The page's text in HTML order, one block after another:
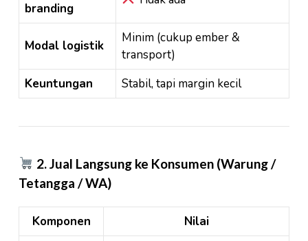
branding
Modal logistik
Minim (cukup ember &
transport)
Keuntungan
Stabil, tapi margin kecil
2. Jual Langsung ke Konsumen (Warung /
Tetangga / WA)
Komponen
Nilai